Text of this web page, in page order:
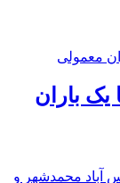
یک باران